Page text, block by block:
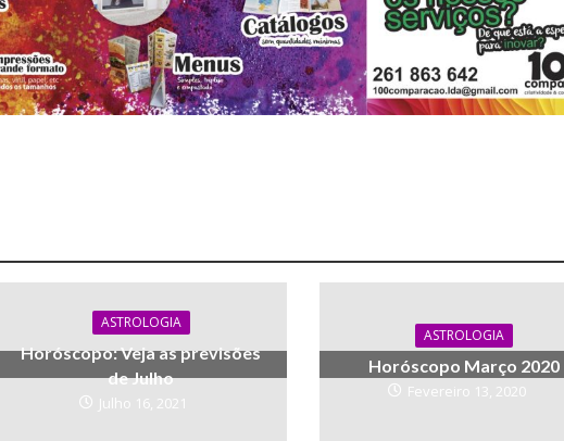
ASTROLOGIA
Horóscopo: Veja as previsões
de Julho
Julho 16, 2021
ASTROLOGIA
Horóscopo Março 2020
Fevereiro 13, 2020